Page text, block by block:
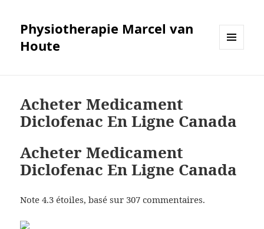
Physiotherapie Marcel van
Houte
Acheter Medicament
Diclofenac En Ligne Canada
Acheter Medicament
Diclofenac En Ligne Canada
Note4.3 étoiles, basé sur 307 commentaires.